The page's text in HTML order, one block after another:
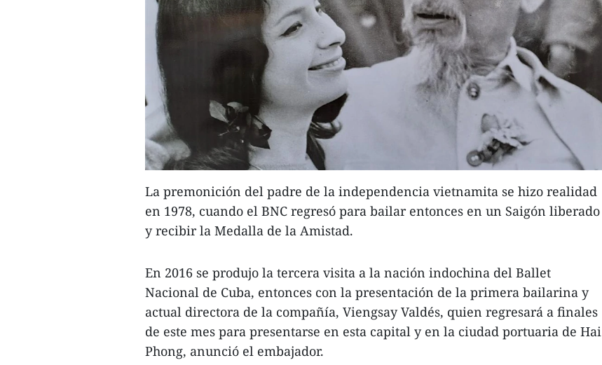
La premonición del padre de la independencia vietnamita se hizo realidad
en 1978, cuando el BNC regresó para bailar entonces en un Saigón liberado
y recibir la Medalla de la Amistad.
En 2016 se produjo la tercera visita a la nación indochina del Ballet
Nacional de Cuba, entonces con la presentación de la primera bailarina y
actual directora de la compañía, Viengsay Valdés, quien regresará a finales
de este mes para presentarse en esta capital y en la ciudad portuaria de Hai
Phong, anunció el embajador.